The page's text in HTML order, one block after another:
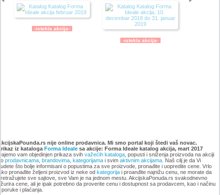
-istekla akcija-
-istekla akcija-
namestaja, akcija 6. novembar
do 9. decembar 2018
-istekla akcija-
oktobar 2018
-istekla akcija-
nije online prodavnica. Mi smo portal koji štedi vaš novac.
iz kataloga Forma Idealesa akcije: Forma Ideale katalog akcija, mart 2017
vam objedinjen prikaza svih važećih kataloga, popusti i sniženja proizvoda na akciji
prodavnicama, brandovima, kategorijamai svim aktivnim akcijama. Naš cilj je da Vi
što bolje informisani o popustima za sve proizvode, pronađite i uopredite cene. Vrlo
pronađite željeni proizvod iz neke od kategorijai proanđite najnižu cenu, ne morate da
sve sajtove, sve Vam je na jednom mestu. AkcijskaPonuda.rs svakodnevno
cene, ali je ipak potrebno da proverite cenu i dostupnost sa prodavcem, kao i načinu
i plaćanja.